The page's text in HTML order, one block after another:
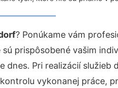
? Ponúkame vám
prispôsobené vašim
dnes. Pri realizácií služieb
vykonanej práce,